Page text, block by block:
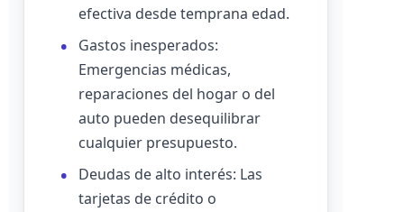
efectiva desde temprana edad.
Gastos inesperados:
Emergencias médicas,
reparaciones del hogar o del
auto pueden desequilibrar
cualquier presupuesto.
Deudas de alto interés: Las
tarjetas de crédito o